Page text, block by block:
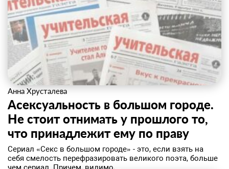
Анна Хрусталева
Асексуальность в большом городе.
Не стоит отнимать у прошлого то,
что принадлежит ему по праву
Сериал «Секс в большом городе» - это, если взять на
себя смелость перефразировать великого поэта, больше